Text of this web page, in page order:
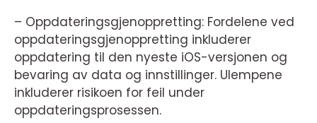
– Oppdateringsgjenoppretting: Fordelene ved
oppdateringsgjenoppretting inkluderer
oppdatering til den nyeste iOS-versjonen og
bevaring av data og innstillinger. Ulempene
inkluderer risikoen for feil under
oppdateringsprosessen.